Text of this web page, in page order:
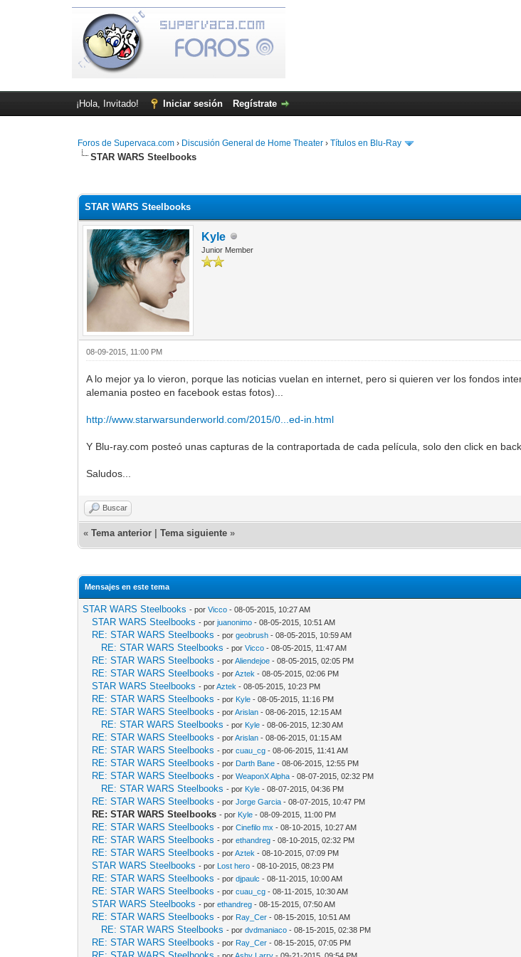
¡Hola, Invitado! Iniciar sesión Regístrate
Foros de Supervaca.com › Discusión General de Home Theater ›Títulos en Blu-Ray
STAR WARS Steelbooks
STAR WARS Steelbooks
Kyle
Junior Member
08-09-2015, 11:00 PM
A lo mejor ya lo vieron, porque las noticias vuelan en internet, pero si quieren ver los fondos
alemania posteo en facebook estas fotos)...
http://www.starwarsunderworld.com/2015/0...ed-in.html
Y Blu-ray.com posteó unas capturas de la contraportada de cada película, solo den click en
Saludos...
Buscar
«Tema anterior |Tema siguiente »
Mensajes en este tema
STAR WARS Steelbooks - porVicco - 08-05-2015, 10:27 AM
STAR WARS Steelbooks - porjuanonimo - 08-05-2015, 10:51 AM
RE: STAR WARS Steelbooks - porgeobrush - 08-05-2015, 10:59 AM
RE: STAR WARS Steelbooks - porVicco - 08-05-2015, 11:47 AM
RE: STAR WARS Steelbooks - porAliendejoe - 08-05-2015, 02:05 PM
RE: STAR WARS Steelbooks - porAztek - 08-05-2015, 02:06 PM
STAR WARS Steelbooks - porAztek - 08-05-2015, 10:23 PM
RE: STAR WARS Steelbooks - por Kyle - 08-05-2015, 11:16 PM
RE: STAR WARS Steelbooks - porArislan - 08-06-2015, 12:15 AM
RE: STAR WARS Steelbooks - por Kyle - 08-06-2015, 12:30 AM
RE: STAR WARS Steelbooks - porArislan - 08-06-2015, 01:15 AM
RE: STAR WARS Steelbooks - porcuau_cg - 08-06-2015, 11:41 AM
RE: STAR WARS Steelbooks - por Darth Bane - 08-06-2015, 12:55 PM
RE: STAR WARS Steelbooks - porWeaponX Alpha - 08-07-2015, 02:32 PM
RE: STAR WARS Steelbooks - por Kyle - 08-07-2015, 04:36 PM
RE: STAR WARS Steelbooks - porJorge Garcia - 08-07-2015, 10:47 PM
RE: STAR WARS Steelbooks - por Kyle - 08-09-2015, 11:00 PM
RE: STAR WARS Steelbooks - porCinefilo mx - 08-10-2015, 10:27 AM
RE: STAR WARS Steelbooks - porethandreg - 08-10-2015, 02:32 PM
RE: STAR WARS Steelbooks - porAztek - 08-10-2015, 07:09 PM
STAR WARS Steelbooks - por Lost hero - 08-10-2015, 08:23 PM
RE: STAR WARS Steelbooks - pordjpaulc - 08-11-2015, 10:00 AM
RE: STAR WARS Steelbooks - porcuau_cg - 08-11-2015, 10:30 AM
STAR WARS Steelbooks - porethandreg - 08-15-2015, 07:50 AM
RE: STAR WARS Steelbooks - por Ray_Cer - 08-15-2015, 10:51 AM
RE: STAR WARS Steelbooks - pordvdmaniaco - 08-15-2015, 02:38 PM
RE: STAR WARS Steelbooks - por Ray_Cer - 08-15-2015, 07:05 PM